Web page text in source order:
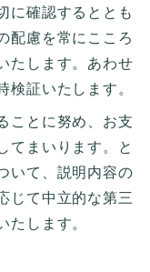
に確認するととも
配慮を常にこころ
たします。あわせ
検証いたします。
ことに努め、お支
てまいります。と
いて、説明内容の
じて中立的な第三
たします。